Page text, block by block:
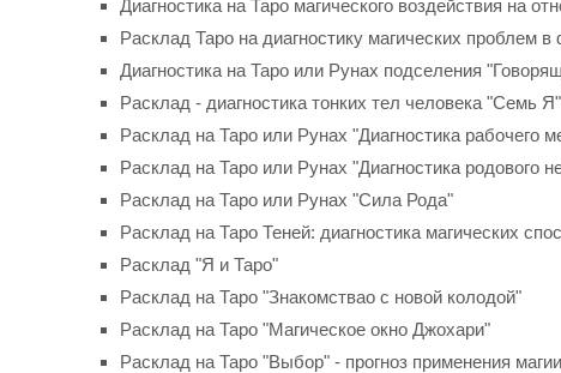
Диагностика на Таро магического воздействия на
Расклад Таро на диагностику магических проблем
Диагностика на Таро или Рунах подселения
Расклад - диагностика тонких тел человека "Семь Я"
Расклад на Таро или Рунах "Диагностика рабочего
Расклад на Таро или Рунах "Диагностика родового
Расклад на Таро или Рунах "Сила Рода"
Расклад на Таро Теней: диагностика магических
Расклад "Я и Таро"
Расклад на Таро "Знакомствaо с новой колодой"
Расклад на Таро "Магическое окно Джохари"
Расклад на Таро "Выбор" - прогноз применения магии